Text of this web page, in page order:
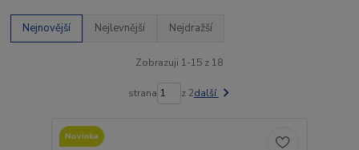
Nejnovější Nejlevnější Nejdražší
Zobrazuji 1-15 z 18
strana z 2další
Novinka